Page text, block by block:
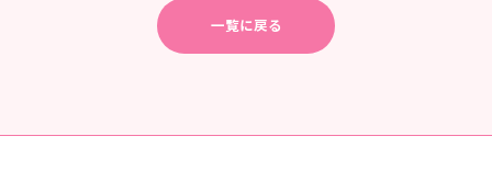
一覧に戻る